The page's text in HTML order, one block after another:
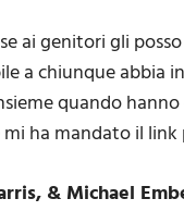
ai genitori gli
a chiunque abbia
quando
ha mandato il link
& Michael